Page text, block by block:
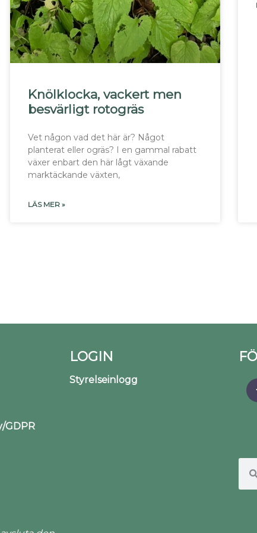
Knölklocka, vackert men
besvärligt rotogräs
Vet någon vad det här är? Något
planterat eller ogräs? I en gammal rabatt
växer enbart den här lågt växande
marktäckande växten,
LÄS MER »
GDPR
LOGIN
Styrelseinlogg